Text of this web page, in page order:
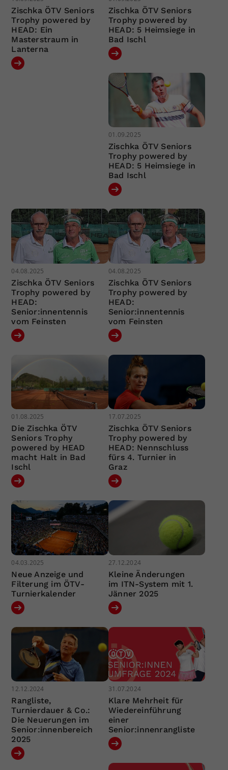
Zischka ÖTV Seniors
Trophy powered by
HEAD: Ein
Masterstraum in
Lanterna
Zischka ÖTV Seniors
Trophy powered by
HEAD: 5 Heimsiege in
Bad Ischl
01.09.2025
Zischka ÖTV Seniors
Trophy powered by
HEAD: 5 Heimsiege in
Bad Ischl
04.08.2025
Zischka ÖTV Seniors
Trophy powered by
HEAD:
Senior:innentennis
vom Feinsten
04.08.2025
Zischka ÖTV Seniors
Trophy powered by
HEAD:
Senior:innentennis
vom Feinsten
01.08.2025
Die Zischka ÖTV
Seniors Trophy
powered by HEAD
macht Halt in Bad
Ischl
17.07.2025
Zischka ÖTV Seniors
Trophy powered by
HEAD: Nennschluss
fürs 4. Turnier in
Graz
04.03.2025
Neue Anzeige und
Filterung im ÖTV-
Turnierkalender
27.12.2024
Kleine Änderungen
im ITN-System mit 1.
Jänner 2025
12.12.2024
Rangliste,
Turnierdauer & Co.:
Die Neuerungen im
Senior:innenbereich
2025
31.07.2024
Klare Mehrheit für
Wiedereinführung
einer
Senior:innenrangliste